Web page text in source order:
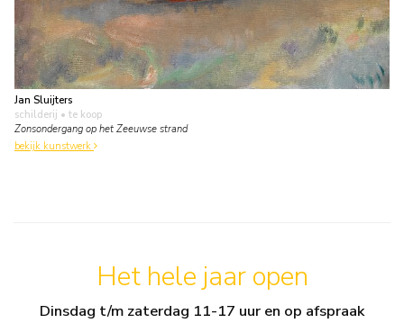
Jan Sluijters
schilderij • te koop
Zonsondergang op het Zeeuwse strand
bekijk kunstwerk
Het hele jaar open
Dinsdag t/m zaterdag 11-17 uur en op afspraak